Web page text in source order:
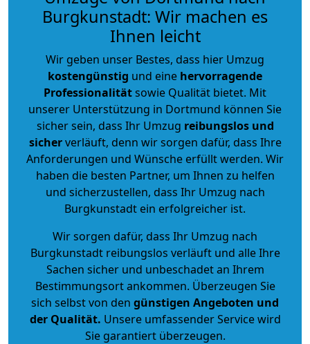
Burgkunstadt: Wir machen es
Ihnen leicht
Wir geben unser Bestes, dass hier Umzug
kostengünstig und eine hervorragende
Professionalitätsowie Qualität bietet. Mit
unserer Unterstützung in Dortmund können Sie
sicher sein, dass Ihr Umzug reibungslos und
sicherverläuft, denn wir sorgen dafür, dass Ihre
Anforderungen und Wünsche erfüllt werden. Wir
haben die besten Partner, um Ihnen zu helfen
und sicherzustellen, dass Ihr Umzug nach
Burgkunstadt ein erfolgreicher ist.
Wir sorgen dafür, dass Ihr Umzug nach
Burgkunstadt reibungslos verläuft und alle Ihre
Sachen sicher und unbeschadet an Ihrem
Bestimmungsort ankommen. Überzeugen Sie
sich selbst von den günstigen Angeboten und
der Qualität. Unsere umfassender Service wird
Sie garantiert überzeugen.